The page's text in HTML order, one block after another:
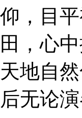
仰，目
田，心
天地自
后无论